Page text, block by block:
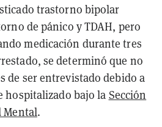
trastorno bipolar
de pánico y TDAH, pero
medicación durante tres
se determinó que no
de ser entrevistado debido a
hospitalizado bajo la Sección
Mental.